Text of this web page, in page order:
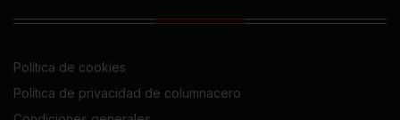
Política de cookies
Política de privacidad de columnacero